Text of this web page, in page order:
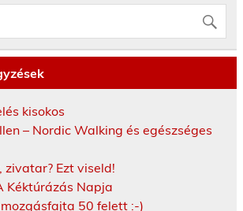
kisokos
– Nordic Walking és egészséges
zivatar? Ezt viseld!
Kéktúrázás Napja
50 felett :-)